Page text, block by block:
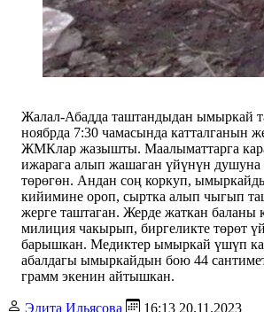
Жалал-Абадда таштандыдан ымыркай
ноябрда 7:30 чамасында катталганын
ЖМКлар жазышты. Маалыматтарга
ижарага алып жашаган үйүнүн
төрөгөн. Андан соң коркуп,
кийимине ороп, сыртка алып чыгып
жерге таштаган. Жерде жаткан баланы
милиция чакырып, биргеликте төрөт
барышкан. Медиктер ымыркай үшүп
абалдагы ымыркайдын бою 44
грамм экенин айтышкан.
Эдита Ильясова 16:13 20.11.2023